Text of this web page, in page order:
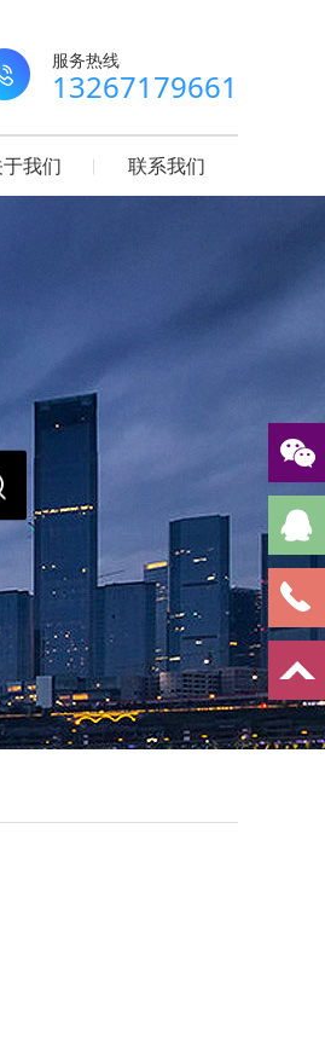
服务热线
13267179661
我们 联系我们